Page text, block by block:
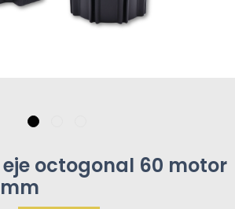
octogonal 60 motor